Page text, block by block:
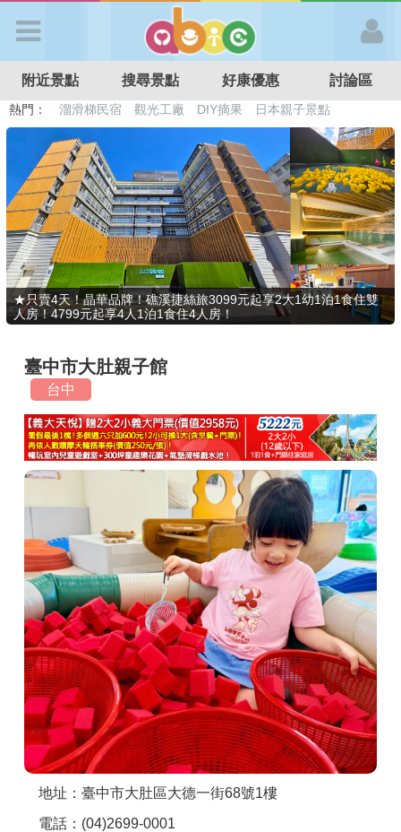
APP登入
首 頁
搜尋景點
好康優惠
最新消息
最新留言
商家合作
討論區
聯絡我們
APP下載
附近景點 搜尋景點 好康優惠 討論區
熱門： 溜滑梯民宿 觀光工廠 DIY摘果
日本親子景點
特色遊戲場
親子住房優惠 台北親子餐廳 溫泉泡湯SPA
★只賣4天！晶華品牌！礁溪捷絲旅3099元起享2大1幼1泊1食住雙
人房！4799元起享4人1泊1食住4人房！
臺中市大肚親子館
台中
地址：臺中市大肚區大德一街68號1樓
電話：(04)2699-0001